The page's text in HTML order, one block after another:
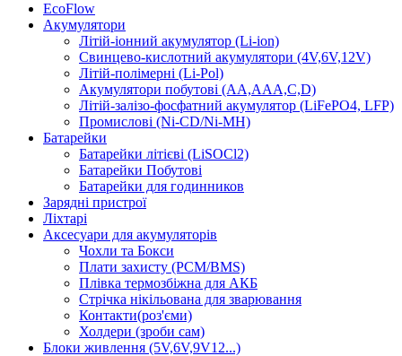
EcoFlow
Акумулятори
Літій-іонний акумулятор (Li-ion)
Свинцево-кислотний акумулятори (4V,6V,12V)
Літій-полімерні (Li-Pol)
Акумулятори побутові (AA,AAA,C,D)
Літій-залізо-фосфатний акумулятор (LiFePO4, LFP)
Промислові (Ni-CD/Ni-MH)
Батарейки
Батарейки літієві (LiSOCl2)
Батарейки Побутові
Батарейки для годинников
Зарядні пристрої
Ліхтарі
Аксесуари для акумуляторів
Чохли та Бокси
Плати захисту (PCM/BMS)
Плівка термозбіжна для АКБ
Стрічка нікільована для зварювання
Контакти(роз'єми)
Холдери (зроби сам)
Блоки живлення (5V,6V,9V12...)